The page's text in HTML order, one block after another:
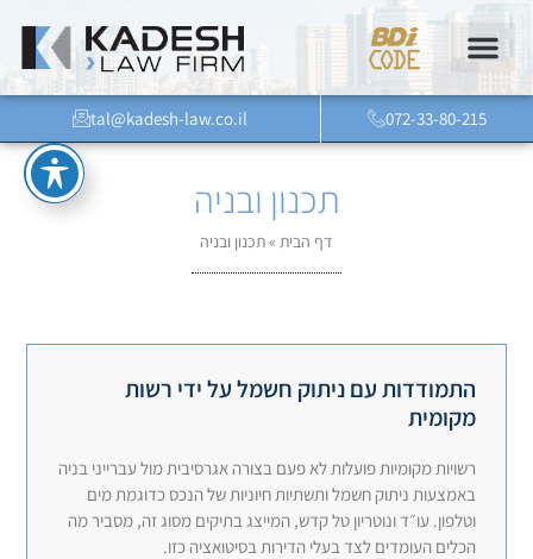
072-33-80-215
tal@kadesh-law.co.il
תכנון ובניה
דף הבית »תכנון ובניה
התמודדות עם ניתוק חשמל על ידי רשות
מקומית
רשויות מקומיות פועלות לא פעם בצורה אגרסיבית מול עברייני בניה
באמצעות ניתוק חשמל ותשתיות חיוניות של הנכס כדוגמת מים
וטלפון. עו״ד ונוטריון טל קדש, המייצג בתיקים מסוג זה, מסביר מה
הכלים העומדים לצד בעלי הדירות בסיטואציה כזו.